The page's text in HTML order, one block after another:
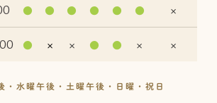
● ● ● ● ● ● ×
● × × ● ● × ×
・水曜午後・土曜午後・日曜・祝日
たします。